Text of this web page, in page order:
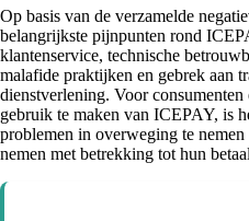
Op basis van de verzamelde
belangrijkste pijnpunten rond
klantenservice, technische
malafide praktijken en gebrek aan
dienstverlening. Voor
gebruik te maken van ICEPAY, is
problemen in overweging te
nemen met betrekking tot hun